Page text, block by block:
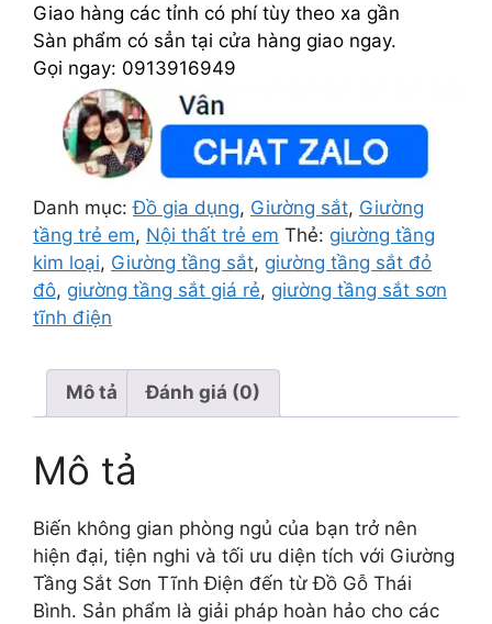
Giao hàng các tỉnh có phí tùy theo xa gần
Sàn phẩm có sẳn tại cửa hàng giao ngay.
Gọi ngay: 0913916949
Danh mục:Đồ gia dụng, Giường sắt, Giường
tầng trẻ em, Nội thất trẻ em Thẻ: giường tầng
kim loại, Giường tầng sắt, giường tầng sắt đỏ
đô, giường tầng sắt giá rẻ, giường tầng sắt sơn
tĩnh điện
Mô tả Đánh giá (0)
Mô tả
Biến không gian phòng ngủ của bạn trở nên
hiện đại, tiện nghi và tối ưu diện tích với Giường
Tầng Sắt Sơn Tĩnh Điện đến từ Đồ Gỗ Thái
Bình. Sản phẩm là giải pháp hoàn hảo cho các